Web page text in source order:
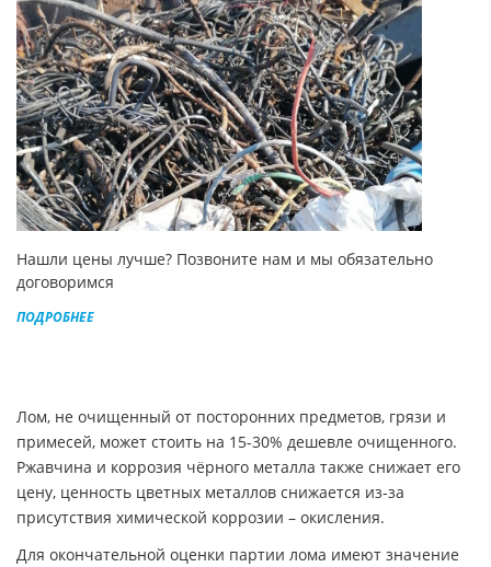
Нашли цены лучше? Позвоните нам и мы обязательно
договоримся
ПОДРОБНЕЕ
Лом, не очищенный от посторонних предметов, грязи и
примесей, может стоить на 15-30% дешевле очищенного.
Ржавчина и коррозия чёрного металла также снижает его
цену, ценность цветных металлов снижается из-за
присутствия химической коррозии – окисления.
Для окончательной оценки партии лома имеют значение